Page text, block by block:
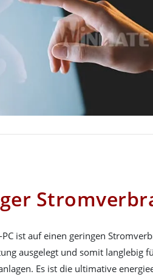
PC ist auf einen geringen
ausgelegt und somit langlebig
Es ist die ultimative